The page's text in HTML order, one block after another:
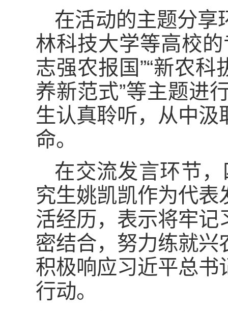
在活动的主题分享
林科技大学等高校
志强农报国”“新农
养新范式”等主题进
生认真聆听，从中
命。
在交流发言环节
究生姚凯凯作为代
活经历，表示将牢
密结合，努力练就兴
积极响应习近平总书
行动。